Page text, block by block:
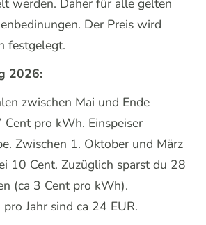
Der Preis wird
festgelegt.
2026:
zwischen Mai und Ende
pro kWh. Einspeiser
Zwischen 1. Oktober und März
10 Cent. Zuzüglich sparst du 28
(ca 3 Cent pro kWh).
Jahr sind ca 24 EUR.